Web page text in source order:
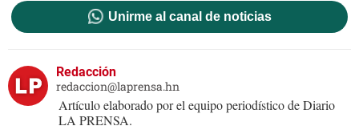
Unirme al canal de noticias
Redacción
redaccion@laprensa.hn
Artículo elaborado por el equipo periodístico de Diario
LA PRENSA.